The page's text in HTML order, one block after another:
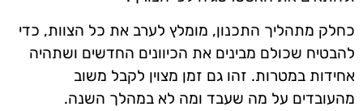
כחלק מתהליך התכנון, מומלץ לערב את כל הצוות, כדי
להבטיח שכולם מבינים את הכיוונים החדשים ושתהיה
אחידות במטרות. זהו גם זמן מצוין לקבל משוב
מהעובדים על מה שעבד ומה לא במהלך השנה.